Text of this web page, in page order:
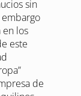
sin
los
este
de